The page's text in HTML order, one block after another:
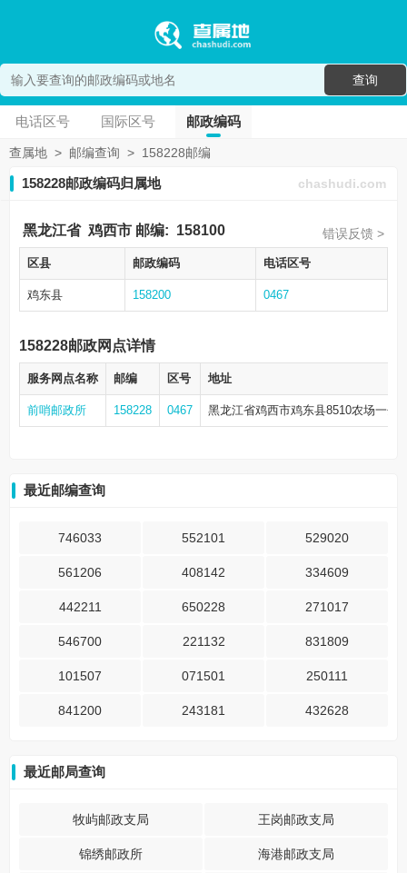
查询
电话区号 国际区号 邮政编码
查属地 > 邮编查询 > 158228邮编
158228邮政编码归属地 chashudi.com
黑龙江省 鸡西市 邮编: 158100 错误反馈 >
区县 邮政编码 电话区号
鸡东县 158200 0467
158228邮政网点详情
服务网点名称 邮编 区号 地址
前哨邮政所 158228 0467 黑龙江省鸡西市鸡东县8510农场一分
最近邮编查询
746033 552101 529020
561206 408142 334609
442211 650228 271017
546700 221132 831809
101507 071501 250111
841200 243181 432628
最近邮局查询
牧屿邮政支局 王岗邮政支局
锦绣邮政所 海港邮政支局